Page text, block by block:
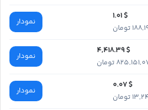
$ 1.01
تومان
نمودار
$ 4,418.39
تومان
نمودار
$ 0.07
تومان
نمودار